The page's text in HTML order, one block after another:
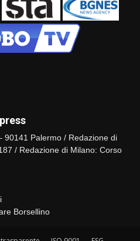
90141 Palermo / Redazione di
/ Redazione di Milano: Corso
Borsellino